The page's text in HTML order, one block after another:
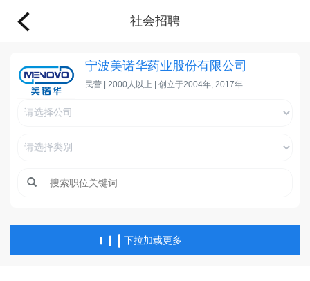
社会招聘
宁波美诺华药业股份有限公司
民营 | 2000人以上 | 创立于2004年, 2017年...
下拉加载更多